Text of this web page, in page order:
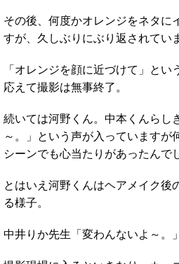
その後、何度かオレンジをネタに
すが、久しぶりにぶり返されてい
「オレンジを顔に近づけて」とい
応えて撮影は無事終了。
続いては河野くん。中本くんらし
～。」という声が入っていますが
シーンでも心当たりがあったんで
とはいえ河野くんはヘアメイク後
る様子。
中井りか先生「変わんないよ～。」